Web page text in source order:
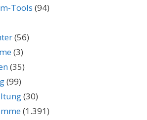
Tools (94)
(56)
(3)
(35)
(99)
(30)
(1.391)